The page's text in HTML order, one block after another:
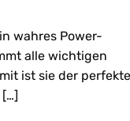
wahres Power-
alle wichtigen
ist sie der perfekte
[…]